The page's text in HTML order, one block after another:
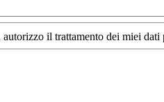
il trattamento dei miei